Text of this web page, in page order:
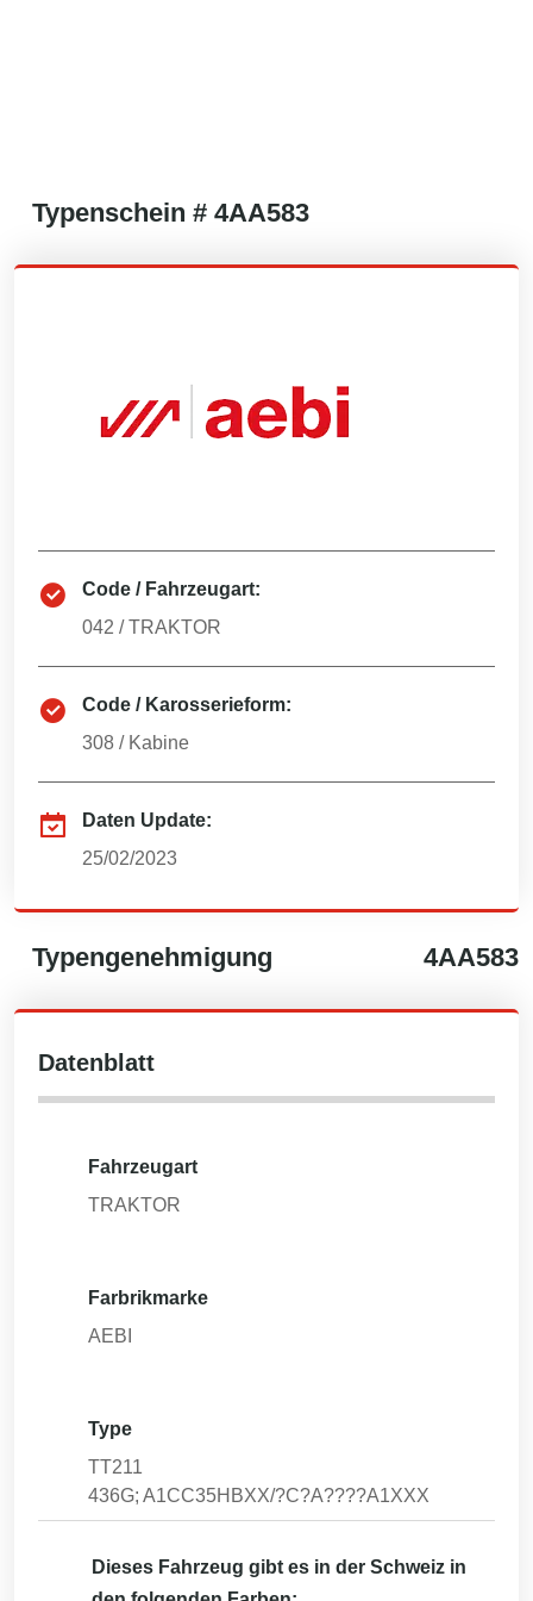
Typenschein # 4AA583
Code / Fahrzeugart:
042 /TRAKTOR
Code / Karosserieform:
308 / Kabine
Daten Update:
25/02/2023
Typengenehmigung 4AA583
Datenblatt
Fahrzeugart
TRAKTOR
Farbrikmarke
AEBI
Type
TT211
436G; A1CC35HBXX/?C?A????A1XXX
Dieses Fahrzeug gibt es in der Schweiz in